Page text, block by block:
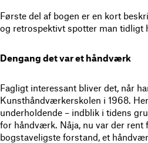
Første del af bogen er en kort
og retrospektivt spotter man tidligt
Dengang det var et håndværk
Fagligt interessant bliver det, når
Kunsthåndværkerskolen i 1968.
underholdende – indblik i tidens
for håndværk. Nåja, nu var der rent
bogstaveligste forstand, et